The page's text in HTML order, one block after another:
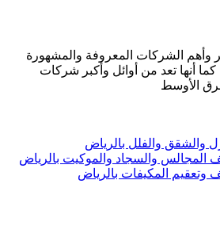
وأهم الشركات المعروفة والمشهورة
أنها تعد من أوائل وأكبر شركات
الأوسط
والشقق والفلل بالرياض
المجالس والسجاد والموكيت بالرياض
وتعقيم المكيفات بالرياض